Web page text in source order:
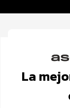
La